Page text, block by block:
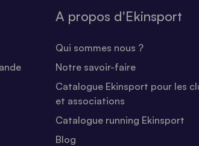
A propos d'Ekinsport
Qui sommes nous ?
Notre savoir-faire
Catalogue Ekinsport pour les
et associations
Catalogue running Ekinsport
Blog